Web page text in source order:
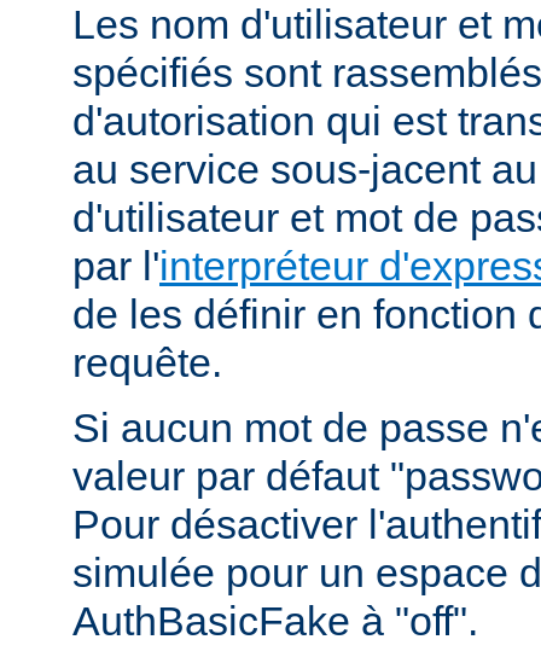
Les nom d'utilisateur et
spécifiés sont
d'autorisation qui est
au service sous-jacent
d'utilisateur et mot de
par l'interpréteur
de les définir en fonction
requête.
Si aucun mot de passe
valeur par défaut
Pour désactiver
simulée pour un espace
AuthBasicFake à "off".